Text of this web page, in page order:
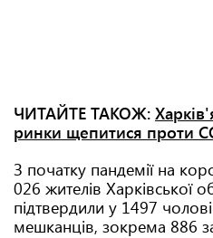
ЧИТАЙТЕ ТАКОЖ:
ринки щепитися проти
З початку пандемії на
026 жителів Харківської
підтвердили у 1497
мешканців, зокрема 886